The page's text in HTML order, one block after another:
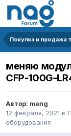
меняю
CFP-100G-
Автор: mang
12 февраля, 2021 в
оборудования